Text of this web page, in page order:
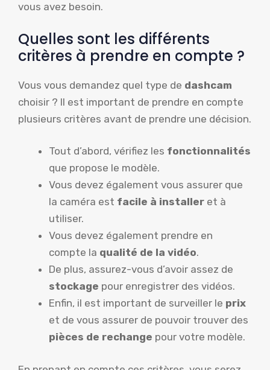
vous avez besoin.
Quelles sont les différents
critères à prendre en compte ?
Vous vous demandez quel type de dashcam
choisir ? Il est important de prendre en compte
plusieurs critères avant de prendre une décision.
Tout d’abord, vérifiez les fonctionnalités
que propose le modèle.
Vous devez également vous assurer que
la caméra est facile à installer et à
utiliser.
Vous devez également prendre en
compte la qualité de la vidéo.
De plus, assurez-vous d’avoir assez de
stockage pour enregistrer des vidéos.
Enfin, il est important de surveiller le prix
et de vous assurer de pouvoir trouver des
pièces de rechange pour votre modèle.